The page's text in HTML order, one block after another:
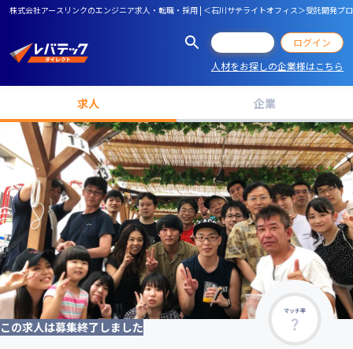
株式会社アースリンクのエンジニア求人・転職・採用 | ＜石川サテライトオフィス＞受託開発
ログイン
人材をお探しの企業様はこちら
求人 企業
マッチ率
この求人は募集終了しました